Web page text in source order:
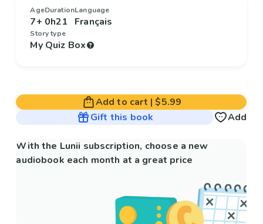
Age
7+
Duration
0h21
Language
Français
Story type
My Quiz Box
Add to cart |$5.99
Gift this book
Add
With the Lunii subscription, choose a new
audiobook each month at a great price